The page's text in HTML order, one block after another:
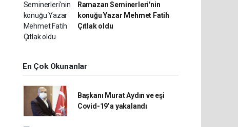
Ramazan Seminerleri'nin
konuğu Yazar Mehmet Fatih
Çıtlak oldu
En Çok Okunanlar
Başkanı Murat Aydın ve eşi
Covid-19’a yakalandı